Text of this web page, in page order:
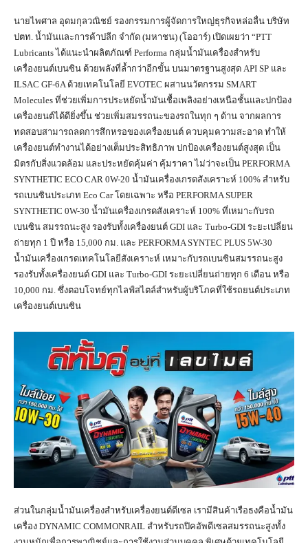
นายไพศาล อุดมกุลวณิชย์ รองกรรมการผู้จัดการใหญ่ธุรกิจหล่อลื่น บริษัท
ปตท. น้ำมันและการค้าปลีก จำกัด (มหาชน) (โออาร์) เปิดเผยว่า “PTT
Lubricants ได้แนะนำผลิตภัณฑ์ Performa กลุ่มน้ำมันเครื่องสำหรับ
เครื่องยนต์เบนซิน ด้วยพลังที่ล้ำกว่าอีกขั้น บนมาตรฐานสูงสุด API SP และ
ILSAC GF-6A ด้วยเทคโนโลยี EVOTEC ผสานนวัตกรรม SMART
Molecules ที่ช่วยเพิ่มการประหยัดน้ำมันเชื้อเพลิงอย่างเหนือชั้นและปกป้อง
เครื่องยนต์ได้ดียิ่งขึ้น ช่วยเพิ่มสมรรถนะของรถในทุก ๆ ด้าน จากผลการ
ทดสอบสามารถลดการสึกหรอของเครื่องยนต์ ควบคุมความสะอาด ทำให้
เครื่องยนต์ทำงานได้อย่างเต็มประสิทธิภาพ ปกป้องเครื่องยนต์สูงสุด เป็น
มิตรกับสิ่งแวดล้อม และประหยัดคุ้มค่า คุ้มราคา ไม่ว่าจะเป็น PERFORMA
SYNTHETIC ECO CAR 0W-20 น้ำมันเครื่องเกรดสังเคราะห์ 100% สำหรับ
รถเบนซินประเภท Eco Car โดยเฉพาะ หรือ PERFORMA SUPER
SYNTHETIC 0W-30 น้ำมันเครื่องเกรดสังเคราะห์ 100% ที่เหมาะกับรถ
เบนซิน สมรรถนะสูง รองรับทั้งเครื่องยนต์ GDI และ Turbo-GDI ระยะเปลี่ยน
ถ่ายทุก 1 ปี หรือ 15,000 กม. และ PERFORMA SYNTEC PLUS 5W-30
น้ำมันเครื่องเกรดเทคโนโลยีสังเคราะห์ เหมาะกับรถเบนซินสมรรถนะสูง
รองรับทั้งเครื่องยนต์ GDI และ Turbo-GDI ระยะเปลี่ยนถ่ายทุก 6 เดือน หรือ
10,000 กม. ซึ่งตอบโจทย์ทุกไลฟ์สไตล์สำหรับผู้บริโภคที่ใช้รถยนต์ประเภท
เครื่องยนต์เบนซิน
ส่วนในกลุ่มน้ำมันเครื่องสำหรับเครื่องยนต์ดีเซล เรามีสินค้าเรือธงคือน้ำมัน
เครื่อง DYNAMIC COMMONRAIL สำหรับรถปิคอัพดีเซลสมรรถนะสูงทั้ง